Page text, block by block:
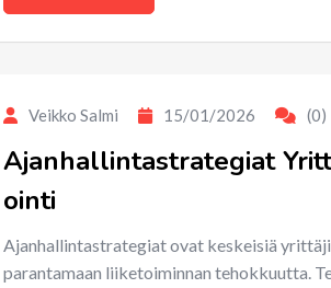
Veikko Salmi 15/01/2026 (0)
Ajanhallintastrategiat
ointi
Ajanhallintastrategiat ovat keskeisiä
parantamaan liiketoiminnan tehokkuutta.